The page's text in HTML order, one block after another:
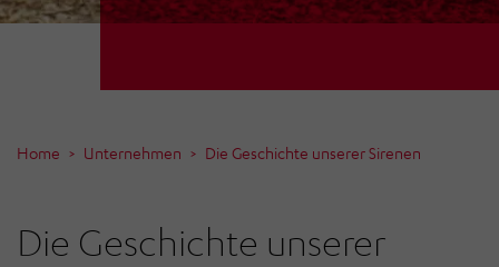
Home Unternehmen Die Geschichte unserer Sirenen
Die Geschichte unserer